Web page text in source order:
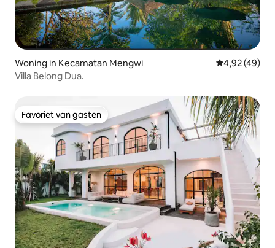
Woning in Kecamatan Mengwi Gemiddelde
4,92 (49)
Villa Belong Dua.
Favoriet van gasten
Favoriet van gasten